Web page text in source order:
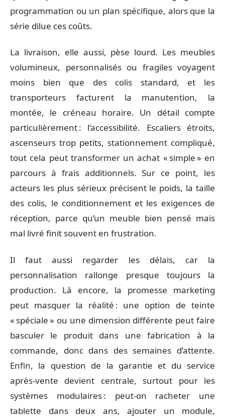
programmation ou un plan spécifique, alors que la
série dilue ces coûts.
La livraison, elle aussi, pèse lourd. Les meubles
volumineux, personnalisés ou fragiles voyagent
moins bien que des colis standard, et les
transporteurs facturent la manutention, la
montée, le créneau horaire. Un détail compte
particulièrement : l’accessibilité. Escaliers étroits,
ascenseurs trop petits, stationnement compliqué,
tout cela peut transformer un achat « simple » en
parcours à frais additionnels. Sur ce point, les
acteurs les plus sérieux précisent le poids, la taille
des colis, le conditionnement et les exigences de
réception, parce qu’un meuble bien pensé mais
mal livré finit souvent en frustration.
Il faut aussi regarder les délais, car la
personnalisation rallonge presque toujours la
production. Là encore, la promesse marketing
peut masquer la réalité : une option de teinte
« spéciale » ou une dimension différente peut faire
basculer le produit dans une fabrication à la
commande, donc dans des semaines d’attente.
Enfin, la question de la garantie et du service
après-vente devient centrale, surtout pour les
systèmes modulaires : peut-on racheter une
tablette dans deux ans, ajouter un module,